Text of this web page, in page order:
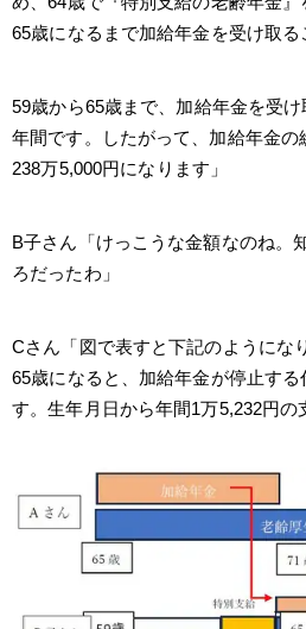
65歳になるまで加給年金を受け取る
59歳から65歳まで、加給年金を受
年間です。したがって、加給年金の
238万5,000円になります」
B子さん「けっこうな金額なのね。
ろだったわ」
Cさん「図で表すと下記のようにな
65歳になると、加給年金が停止す
す。生年月日から年間1万5,232円の